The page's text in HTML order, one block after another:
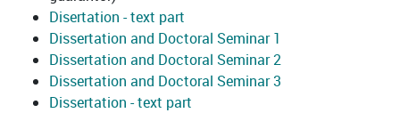
Disertation - text part
Dissertation and Doctoral Seminar 1
Dissertation and Doctoral Seminar 2
Dissertation and Doctoral Seminar 3
Dissertation - text part